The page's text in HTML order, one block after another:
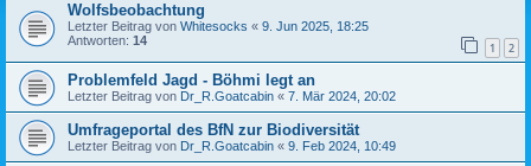
Wolfsbeobachtung
Letzter Beitrag von Whitesocks « 9. Jun 2025, 18:25
Antworten: 14 1 2
Problemfeld Jagd - Böhmi legt an
Letzter Beitrag von Dr_R.Goatcabin « 7. Mär 2024, 20:02
Umfrageportal des BfN zur Biodiversität
Letzter Beitrag von Dr_R.Goatcabin « 9. Feb 2024, 10:49